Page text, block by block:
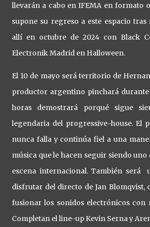
llevarán a cabo en IFEMA en formato
supone su regreso a este espacio
allí en octubre de 2024 con Black
Electronik Madrid en Halloween.
El 10 de mayo será territorio de
productor argentino pinchará
horas demostrará porqué sigue
legendaria del progressive-house. El
nunca falla y continúa fiel a una
música que le hacen seguir siendo uno
escena internacional. También será
disfrutar del directo de Jan Blomqvist,
fusionar los sonidos electrónicos con
Completan el line-up Kevin Serna y